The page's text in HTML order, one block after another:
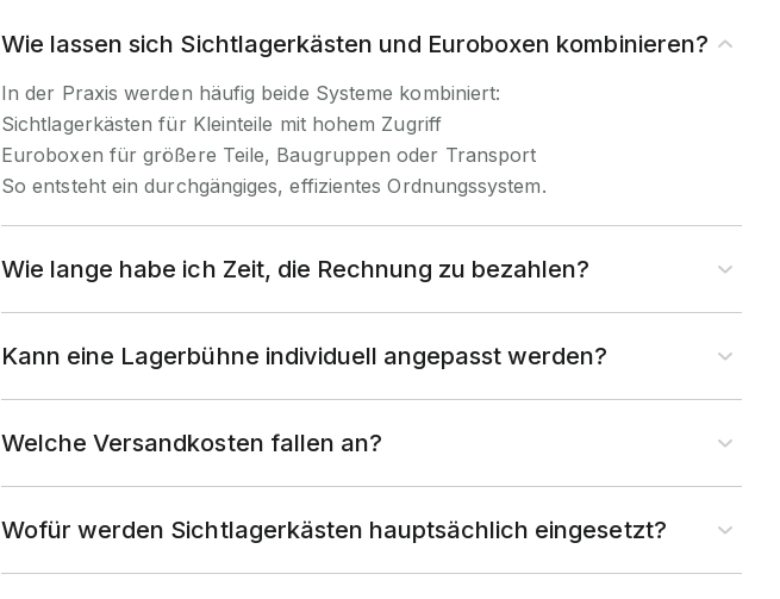
Wie lassen sich Sichtlagerkästen und Euroboxen kombinieren?
In der Praxis werden häufig beide Systeme kombiniert:
Sichtlagerkästen für Kleinteile mit hohem Zugriff
Euroboxen für größere Teile, Baugruppen oder Transport
So entsteht ein durchgängiges, effizientes Ordnungssystem.
Wie lange habe ich Zeit, die Rechnung zu bezahlen?
Kann eine Lagerbühne individuell angepasst werden?
Welche Versandkosten fallen an?
Wofür werden Sichtlagerkästen hauptsächlich eingesetzt?